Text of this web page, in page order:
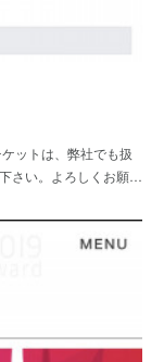
ットは、弊社でも扱
さい。よろしくお願…